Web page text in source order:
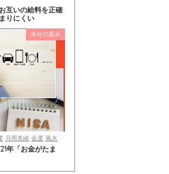
互いの給料を正確
りにくい
幸せの風水
月岡美緒 金運 風水
年「お金がたま